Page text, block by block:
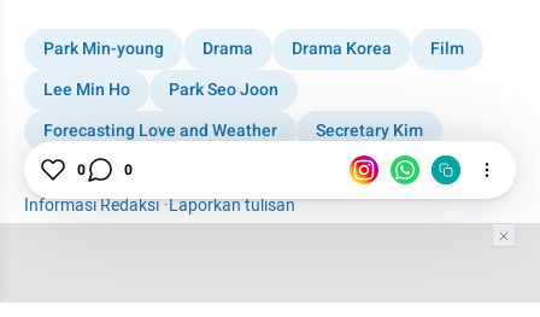
Park Min-young Drama Drama Korea
Film
Lee Min Ho
Park Seo Joon
Forecasting Love and Weather
Secretary Kim
Debut
Informasi Redaksi·Laporkan tulisan
0 0